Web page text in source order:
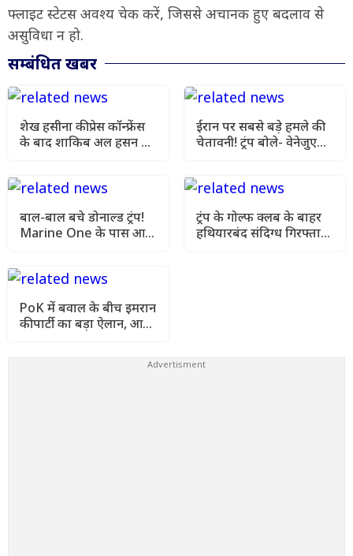
फ्लाइट स्टेटस अवश्य चेक करें, जिससे अचानक हुए बदलाव से
असुविधा न हो.
सम्बंधित खबर
शेख हसीना की प्रेस कॉन्फ्रेंस
के बाद शाकिब अल हसन के
ईरान पर सबसे बड़े हमले की
चेतावनी! ट्रंप बोले- वेनेजुएला
बाल-बाल बचे डोनाल्ड ट्रंप!
Marine One के पास आया
ट्रंप के गोल्फ क्लब के बाहर
हथियारबंद संदिग्ध गिरफ्तार,
PoK में बवाल के बीच इमरान
की पार्टी का बड़ा ऐलान, आज